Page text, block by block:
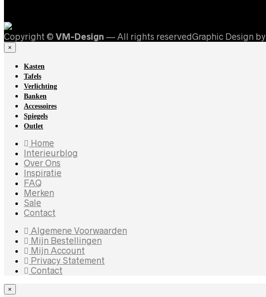
Copyright © VM-Design — All rights reservedGraphic Design by
×
Kasten
Tafels
Verlichting
Banken
Accessoires
Spiegels
Outlet
Home
Interieurblog
Over Ons
Inspiratie
FAQ
Merken
Sale
Contact
Algemene Voorwaarden
Mijn Bestellingen
Mijn Account
Privacy Statement
Contact
×